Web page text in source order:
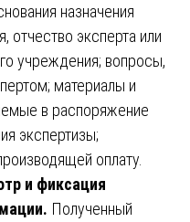
назначения
отчество эксперта или
учреждения; вопросы,
материалы и
в распоряжение
экспертизы;
оплату.
и фиксация
Полученный